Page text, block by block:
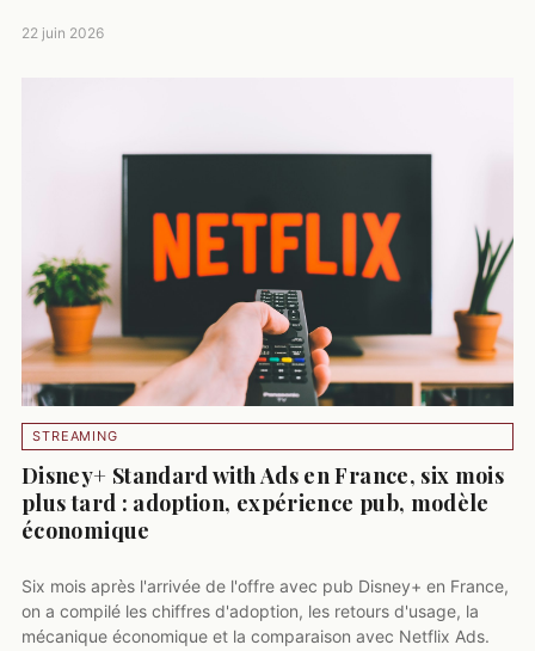
22 juin 2026
STREAMING
Disney+ Standard with Ads en France, six mois
plus tard : adoption, expérience pub, modèle
économique
Six mois après l'arrivée de l'offre avec pub Disney+ en France,
on a compilé les chiffres d'adoption, les retours d'usage, la
mécanique économique et la comparaison avec Netflix Ads.